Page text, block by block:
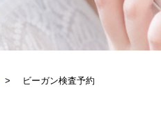
> ビーガン検査予約